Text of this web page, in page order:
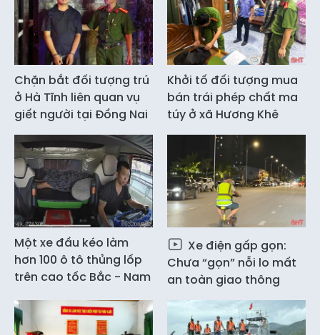
Chặn bắt đối tượng trú
ở Hà Tĩnh liên quan vụ
giết người tại Đồng Nai
Khởi tố đối tượng mua
bán trái phép chất ma
túy ở xã Hương Khê
Một xe đầu kéo làm
hơn 100 ô tô thủng lốp
trên cao tốc Bắc - Nam
Xe điện gấp gọn:
Chưa “gọn” nỗi lo mất
an toàn giao thông